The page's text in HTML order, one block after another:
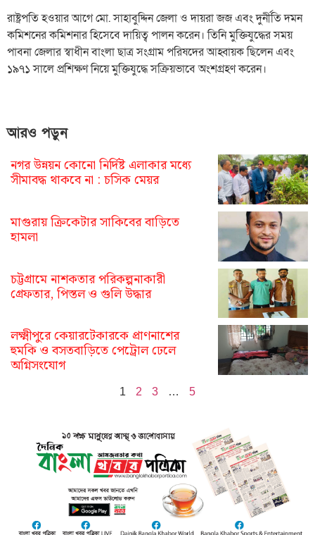
রাষ্ট্রপতি হওয়ার আগে মো. সাহাবুদ্দিন জেলা ও দায়রা জজ এবং দুর্নীতি দমন
কমিশনের কমিশনার হিসেবে দায়িত্ব পালন করেন। তিনি মুক্তিযুদ্ধের সময়
পাবনা জেলার স্বাধীন বাংলা ছাত্র সংগ্রাম পরিষদের আহ্বায়ক ছিলেন এবং
১৯৭১ সালে প্রশিক্ষণ নিয়ে মুক্তিযুদ্ধে সক্রিয়ভাবে অংশগ্রহণ করেন।
আরও পড়ুন
নগর উন্নয়ন কোনো নির্দিষ্ট এলাকার মধ্যে
সীমাবদ্ধ থাকবে না : চসিক মেয়র
মাগুরায় ক্রিকেটার সাকিবের বাড়িতে
হামলা
চট্টগ্রামে নাশকতার পরিকল্পনাকারী
গ্রেফতার, পিস্তল ও গুলি উদ্ধার
লক্ষ্মীপুরে কেয়ারটেকারকে প্রাণনাশের
হুমকি ও বসতবাড়িতে পেট্রোল ঢেলে
অগ্নিসংযোগ
1 2 3 … 5